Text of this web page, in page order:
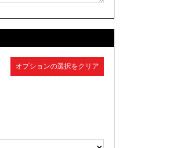
オプションの選択をクリア